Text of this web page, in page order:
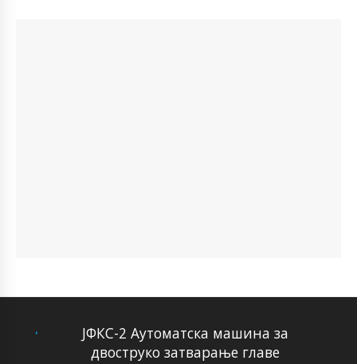
ЈФКС-2 Аутоматска машина за
двоструко затварање главе